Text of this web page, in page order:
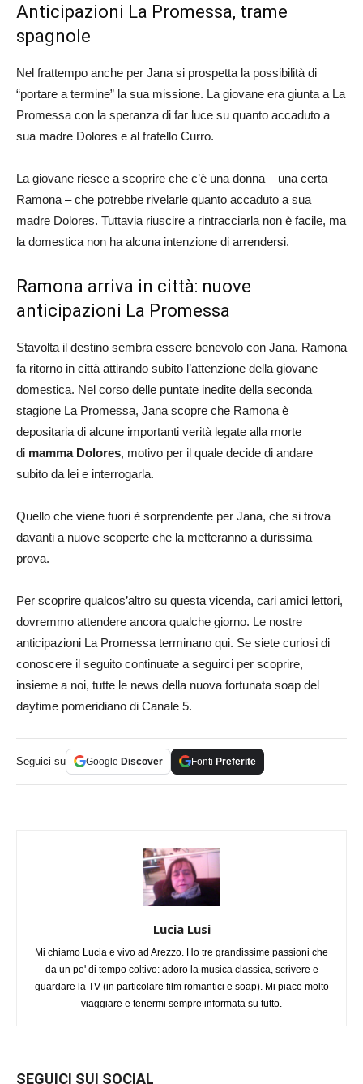
Anticipazioni La Promessa, trame
spagnole
Nel frattempo anche per Jana si prospetta la possibilità di
“portare a termine” la sua missione. La giovane era giunta a La
Promessa con la speranza di far luce su quanto accaduto a
sua madre Dolores e al fratello Curro.
La giovane riesce a scoprire che c’è una donna – una certa
Ramona – che potrebbe rivelarle quanto accaduto a sua
madre Dolores. Tuttavia riuscire a rintracciarla non è facile, ma
la domestica non ha alcuna intenzione di arrendersi.
Ramona arriva in città: nuove
anticipazioni La Promessa
Stavolta il destino sembra essere benevolo con Jana. Ramona
fa ritorno in città attirando subito l’attenzione della giovane
domestica. Nel corso delle puntate inedite della seconda
stagione La Promessa, Jana scopre che Ramona è
depositaria di alcune importanti verità legate alla morte
di mamma Dolores, motivo per il quale decide di andare
subito da lei e interrogarla.
Quello che viene fuori è sorprendente per Jana, che si trova
davanti a nuove scoperte che la metteranno a durissima
prova.
Per scoprire qualcos’altro su questa vicenda, cari amici lettori,
dovremmo attendere ancora qualche giorno. Le nostre
anticipazioni La Promessa terminano qui. Se siete curiosi di
conoscere il seguito continuate a seguirci per scoprire,
insieme a noi, tutte le news della nuova fortunata soap del
daytime pomeridiano di Canale 5.
Seguici su Google Discover Fonti Preferite
Lucia Lusi
Mi chiamo Lucia e vivo ad Arezzo. Ho tre grandissime passioni che
da un po' di tempo coltivo: adoro la musica classica, scrivere e
guardare la TV (in particolare film romantici e soap). Mi piace molto
viaggiare e tenermi sempre informata su tutto.
SEGUICI SUI SOCIAL